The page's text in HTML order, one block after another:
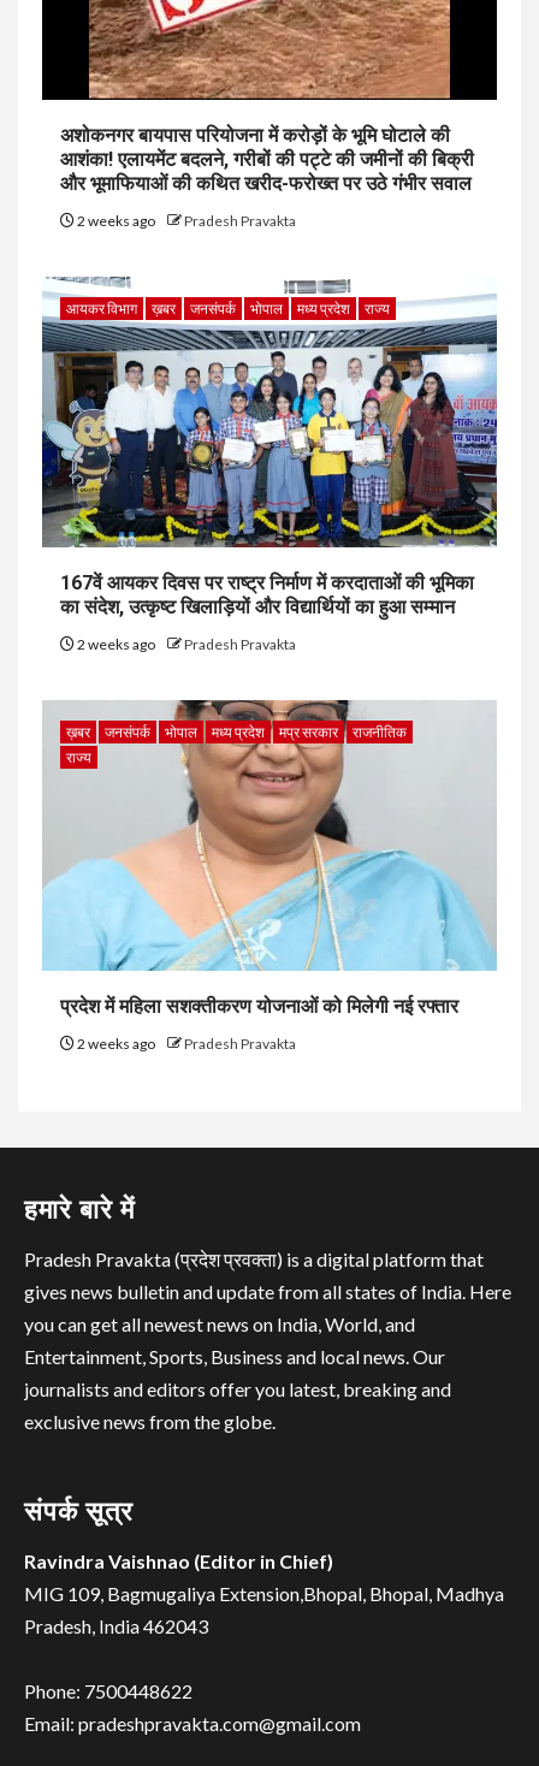
अशोकनगर बायपास परियोजना में करोड़ों के भूमि घोटाले की
आशंका! एलायमेंट बदलने, गरीबों की पट्टे की जमीनों की बिक्री
और भूमाफियाओं की कथित खरीद-फरोख्त पर उठे गंभीर सवाल
2 weeks ago Pradesh Pravakta
आयकर विभाग ख़बर जनसंपर्क भोपाल मध्य प्रदेश राज्य
167वें आयकर दिवस पर राष्ट्र निर्माण में करदाताओं की भूमिका
का संदेश, उत्कृष्ट खिलाड़ियों और विद्यार्थियों का हुआ सम्मान
2 weeks ago Pradesh Pravakta
ख़बर जनसंपर्क भोपाल मध्य प्रदेश मप्र सरकार
राजनीतिक
राज्य
प्रदेश में महिला सशक्तीकरण योजनाओं को मिलेगी नई रफ्तार
2 weeks ago Pradesh Pravakta
हमारे बारे में
Pradesh Pravakta (प्रदेश प्रवक्ता) is a digital platform that
gives news bulletin and update from all states of India. Here
you can get all newest news on India, World, and
Entertainment, Sports, Business and local news. Our
journalists and editors offer you latest, breaking and
exclusive news from the globe.
संपर्क सूत्र
Ravindra Vaishnao (Editor in Chief)
MIG 109, Bagmugaliya Extension,Bhopal, Bhopal, Madhya
Pradesh, India 462043
Phone: 7500448622
Email: pradeshpravakta.com@gmail.com